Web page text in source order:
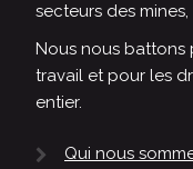
secteurs des
Nous nous
travail et pour les
entier.
Qui nous